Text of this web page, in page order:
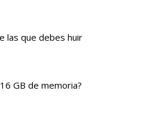
las que debes huir
GB de memoria?